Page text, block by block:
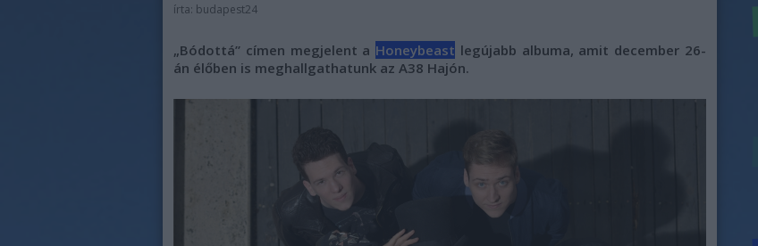
írta: budapest24
„Bódottá” címen megjelent a Honeybeast legújabb albuma, amit december 26-
án élőben is meghallgathatunk az A38 Hajón.